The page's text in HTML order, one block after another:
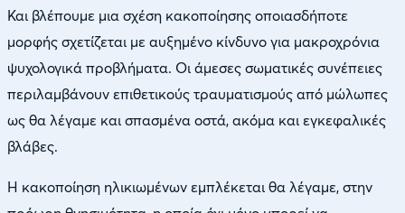
Και βλέπουμε μια σχέση κακοποίησης οποιασδήποτε
μορφής σχετίζεται με αυξημένο κίνδυνο για μακροχρόνια
ψυχολογικά προβλήματα. Οι άμεσες σωματικές συνέπειες
περιλαμβάνουν επιθετικούς τραυματισμούς από μώλωπες
ως θα λέγαμε και σπασμένα οστά, ακόμα και εγκεφαλικές
βλάβες.
Η κακοποίηση ηλικιωμένων εμπλέκεται θα λέγαμε, στην